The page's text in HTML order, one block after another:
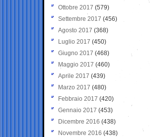
Ottobre 2017 (579)
Settembre 2017 (456)
Agosto 2017 (368)
Luglio 2017 (450)
Giugno 2017 (468)
Maggio 2017 (460)
Aprile 2017 (439)
Marzo 2017 (480)
Febbraio 2017 (420)
Gennaio 2017 (453)
Dicembre 2016 (438)
Novembre 2016 (438)